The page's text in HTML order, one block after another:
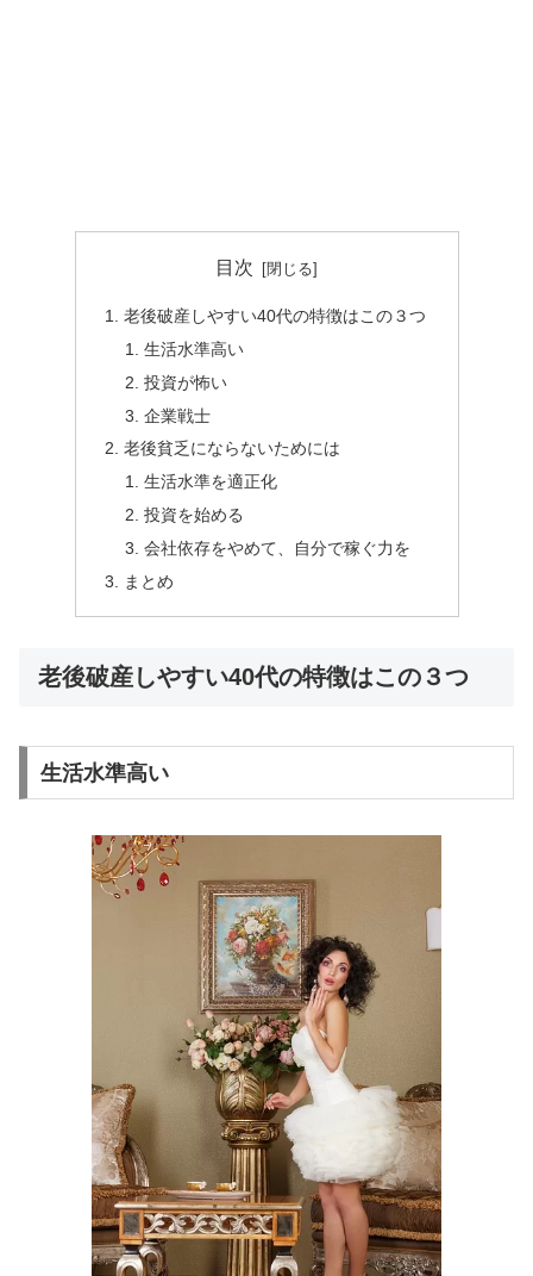
目次
老後破産しやすい40代の特徴はこの３つ
生活水準高い
投資が怖い
企業戦士
老後貧乏にならないためには
生活水準を適正化
投資を始める
会社依存をやめて、自分で稼ぐ力を
まとめ
老後破産しやすい40代の特徴はこの３つ
生活水準高い